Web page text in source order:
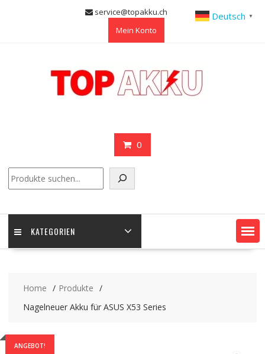
service@topakku.ch
Mein Konto
0
KATEGORIEN
Home
Produkte
Nagelneuer Akku für ASUS X53 Series
ANGEBOT!
Deutsch ▼